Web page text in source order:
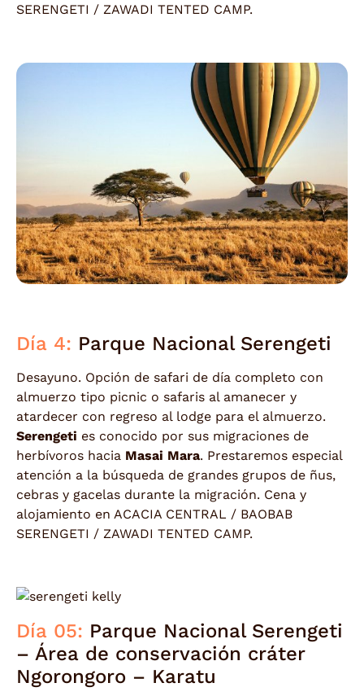
SERENGETI / ZAWADI TENTED CAMP.
Día 4: Parque Nacional Serengeti
Desayuno. Opción de safari de día completo con
almuerzo tipo picnic o safaris al amanecer y
atardecer con regreso al lodge para el almuerzo.
Serengeti es conocido por sus migraciones de
herbívoros hacia Masai Mara. Prestaremos especial
atención a la búsqueda de grandes grupos de ñus,
cebras y gacelas durante la migración. Cena y
alojamiento en ACACIA CENTRAL / BAOBAB
SERENGETI / ZAWADI TENTED CAMP.
Día 05: Parque Nacional Serengeti
– Área de conservación cráter
Ngorongoro – Karatu